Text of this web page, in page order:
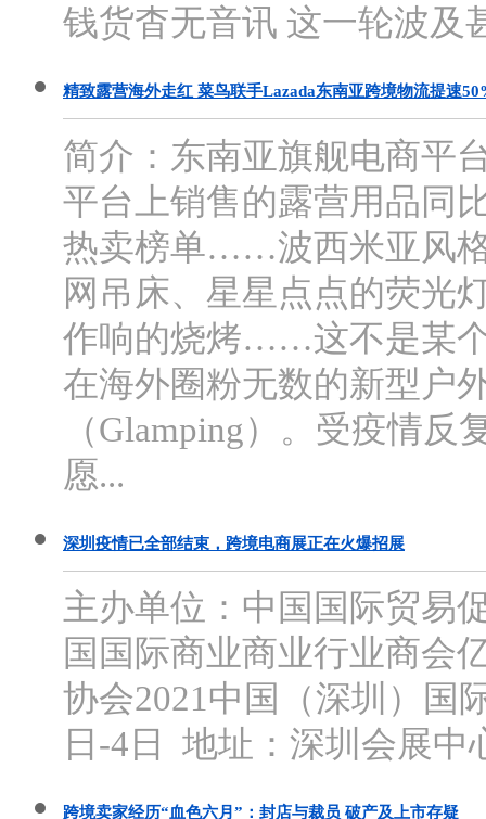
钱货杳无音讯 这一轮波及
精致露营海外走红 菜鸟联手Lazada东南亚跨境物流提速
简介：东南亚旗舰电商平
平台上销售的露营用品同
热卖榜单……波西米亚风
网吊床、星星点点的荧光
作响的烧烤……这不是某
在海外圈粉无数的新型
（Glamping）。受疫情
愿...
深圳疫情已全部结束，跨境电商展正在火爆招展
主办单位：中国国际贸易
国国际商业商业行业商会
协会2021中国（深圳）国
日-4日 地址：深圳会展中
跨境卖家经历“血色六月”：封店与裁员 破产及上市存疑